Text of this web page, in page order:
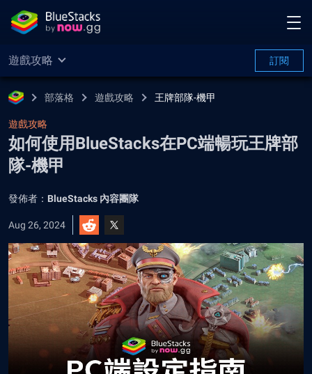
遊戲攻略 訂閱
部落格 遊戲攻略 王牌部隊-機甲
遊戲攻略
如何使用BlueStacks在PC端暢玩王牌部
隊-機甲
發佈者： BlueStacks 內容團隊
Aug 26, 2024